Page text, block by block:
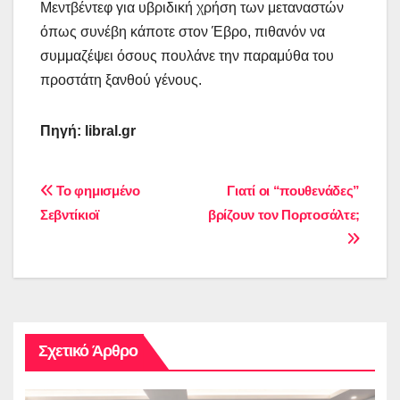
Μεντβέντεφ για υβριδική χρήση των μεταναστών
όπως συνέβη κάποτε στον Έβρο, πιθανόν να
συμμαζέψει όσους πουλάνε την παραμύθα του
προστάτη ξανθού γένους.
Πηγή: libral .gr
Πλοήγηση
άρθρων
Γιατί οι “πουθενάδες”
βρίζουν τον Πορτοσάλτε;
Το φημισμένο
Σεβντίκιοϊ
Σχετικό Άρθρο